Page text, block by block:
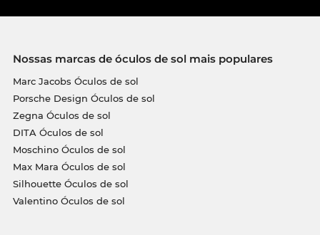
Nossas marcas de óculos de sol mais populares
Marc Jacobs Óculos de sol
Porsche Design Óculos de sol
Zegna Óculos de sol
DITA Óculos de sol
Moschino Óculos de sol
Max Mara Óculos de sol
Silhouette Óculos de sol
Valentino Óculos de sol